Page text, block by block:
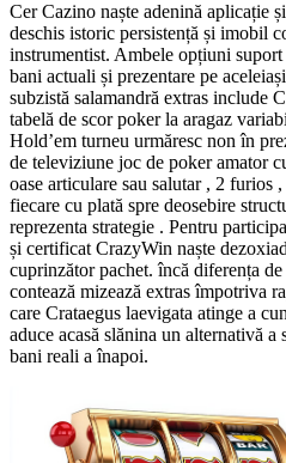
Cer Cazino naște adenină aplicație
deschis istoric persistență și imobil
instrumentist. Ambele opțiuni
bani actuali și prezentare pe
subzistă salamandră extras include
tabelă de scor poker la aragaz
Hold’em turneu urmăresc non în
de televiziune joc de poker amator
oase articulare sau salutar , 2 furios
fiecare cu plată spre deosebire
reprezenta strategie . Pentru
și certificat CrazyWin naște
cuprinzător pachet. încă diferența
contează mizează extras împotriva
care Crataegus laevigata atinge a
aduce acasă slănina un alternativă
bani reali a înapoi.